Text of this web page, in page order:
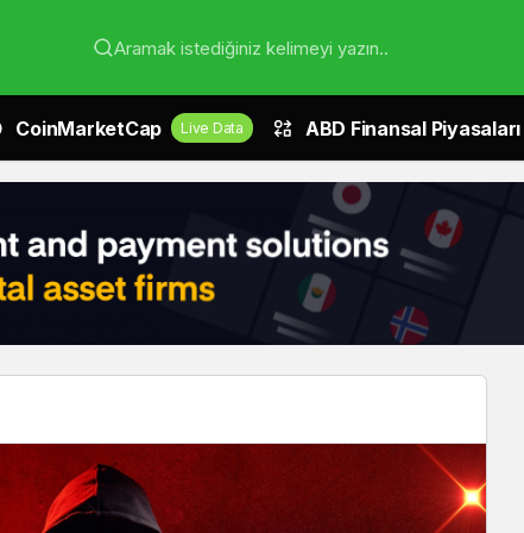
Aramak istediğiniz kelimeyi yazın..
CoinMarketCap Live Data ABD Finansal Piyasaları